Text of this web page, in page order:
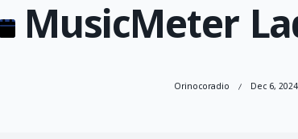
MusicMeter
Orinocoradio Dec 6, 2024